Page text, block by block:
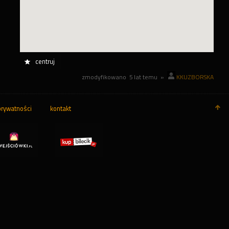
centruj
zmodyfikowano 5 lat temu » KKUZBORSKA
kontakt